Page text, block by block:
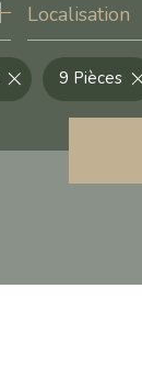
de
Localisation
9 Pièces